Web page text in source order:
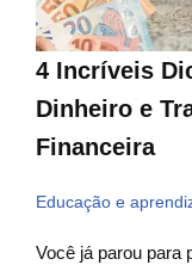
4 Incríveis
Dinheiro e
Financeira
Educação e
Você já parou para